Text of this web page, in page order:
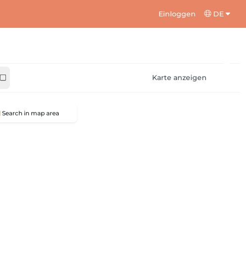
Einloggen DE
Karte anzeigen
Search in map area